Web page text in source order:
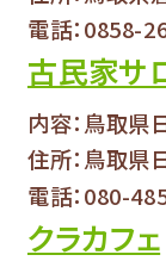
電話：0858-
古民家サ
住所：鳥取
電話：080-
クラカフェ